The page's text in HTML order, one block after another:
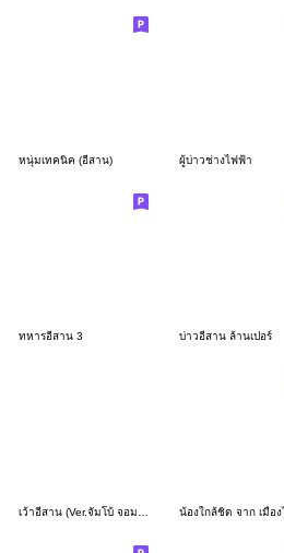
หนุ่มเทคนิค (อีสาน) ผู้บ่าวช่างไฟฟ้า
ทหารอีสาน 3 บ่าวอีสาน ล้านเปอร์
เว้าอีสาน (Ver.จัมโบ้ จอมซ่าส์)